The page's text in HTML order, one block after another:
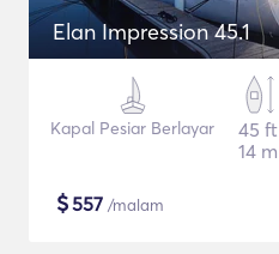
Elan Impression 45.1
Kapal Pesiar Berlayar
45 ft
14 m
$557 /malam